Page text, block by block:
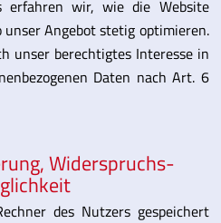
erfahren wir, wie die Website
Angebot stetig optimieren.
unser berechtigtes Interesse in
Daten nach Art. 6
Widerspruchs-
des Nutzers gespeichert